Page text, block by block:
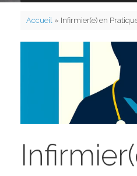
Accueil» Infirmier(e) en